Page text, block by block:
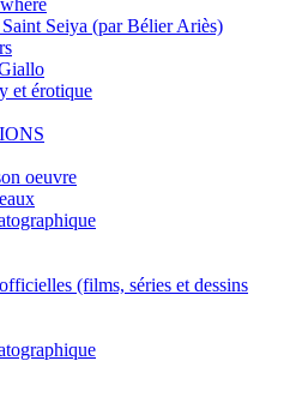
Seiya (par Bélier Ariès)
et érotique
oeuvre
(films, séries et dessins